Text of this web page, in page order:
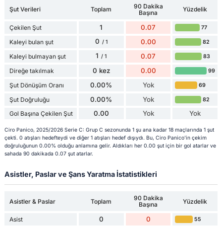
Şut Verileri Toplam
90 Dakika
Başına
Yüzdelik
Çekilen Şut 1 0.07 77
Kaleyi bulan şut 0 / 1 0.00 82
Kaleyi bulmayan şut 1 / 1 0.07 83
Direğe takılmak 0 kez 0.00 99
Şut Dönüşüm Oranı 0.00% Yok 69
Şut Doğruluğu 0.00% Yok 82
Gol Başına Çekilen Şut 0.00 Yok Yok
Ciro Panico, 2025/2026 Serie C: Grup C sezonunda 1 şu ana kadar 18 maçlarında 1 şut
çekti. 0 atışları hedefteydi ve diğer 1 atışları hedef dışıydı. Bu, Ciro Panico'in çekim
doğruluğunun 0.00% olduğu anlamına gelir. Aldıkları her 0.00 şut için bir gol atarlar ve
sahada 90 dakikada 0.07 şut atarlar.
Asistler, Paslar ve Şans Yaratma İstatistikleri
Asistler & Paslar Toplam
90 Dakika
Başına
Yüzdelik
Asist 0 0 55